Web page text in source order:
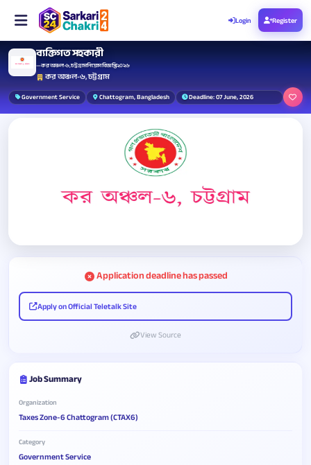
Login Register
ব্যক্তিগত সহকারী
— কর অঞ্চল-৬, চট্টগ্রাম নিয়োগ বিজ্ঞপ্তি ২০২৬
কর অঞ্চল-৬, চট্টগ্রাম
Government Service Chattogram, Bangladesh Deadline: 07 June, 2026
Application deadline has passed
Apply on Official Teletalk Site
View Source
Job Summary
Organization
Taxes Zone-6 Chattogram (CTAX6)
Category
Government Service